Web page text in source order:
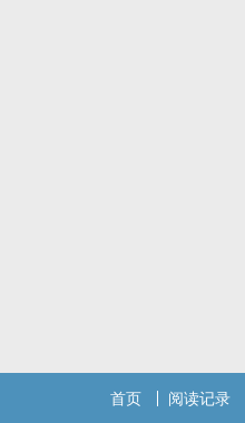
首页 阅读记录